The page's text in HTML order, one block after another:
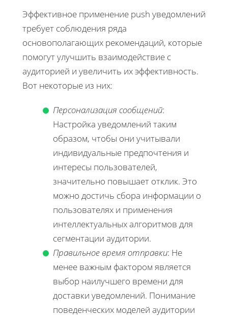
Эффективное применение push уведомлений
требует соблюдения ряда
основополагающих рекомендаций, которые
помогут улучшить взаимодействие с
аудиторией и увеличить их эффективность.
Вот некоторые из них:
Персонализация сообщений:
Настройка уведомлений таким
образом, чтобы они учитывали
индивидуальные предпочтения и
интересы пользователей,
значительно повышает отклик. Это
можно достичь сбора информации о
пользователях и применения
интеллектуальных алгоритмов для
сегментации аудитории.
Правильное время отправки: Не
менее важным фактором является
выбор наилучшего времени для
доставки уведомлений. Понимание
поведенческих моделей аудитории